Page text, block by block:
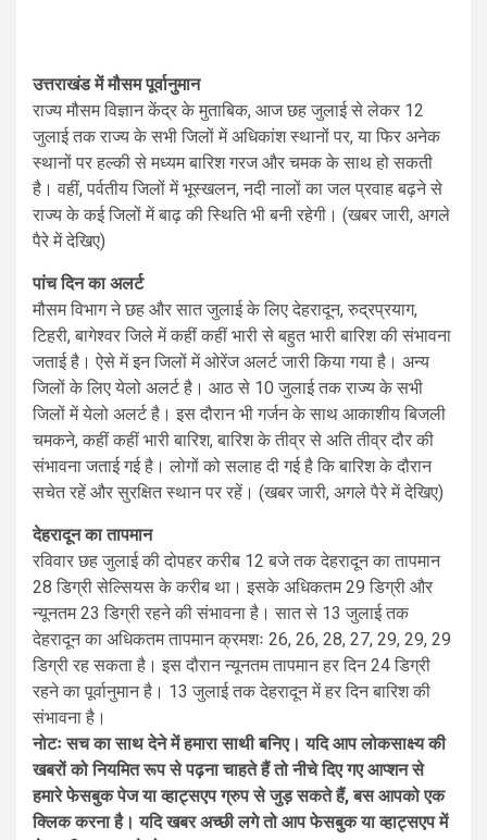
उत्तराखंड में मौसम पूर्वानुमान
राज्य मौसम विज्ञान केंद्र के मुताबिक, आज छह जुलाई से लेकर 12
जुलाई तक राज्य के सभी जिलों में अधिकांश स्थानों पर, या फिर अनेक
स्थानों पर हल्की से मध्यम बारिश गरज और चमक के साथ हो सकती
है। वहीं, पर्वतीय जिलों में भूस्खलन, नदी नालों का जल प्रवाह बढ़ने से
राज्य के कई जिलों में बाढ़ की स्थिति भी बनी रहेगी। (खबर जारी, अगले
पैरे में देखिए)
पांच दिन का अलर्ट
मौसम विभाग ने छह और सात जुलाई के लिए देहरादून, रुद्रप्रयाग,
टिहरी, बागेश्वर जिले में कहीं कहीं भारी से बहुत भारी बारिश की संभावना
जताई है। ऐसे में इन जिलों में ओरेंज अलर्ट जारी किया गया है। अन्य
जिलों के लिए येलो अलर्ट है। आठ से 10 जुलाई तक राज्य के सभी
जिलों में येलो अलर्ट है। इस दौरान भी गर्जन के साथ आकाशीय बिजली
चमकने, कहीं कहीं भारी बारिश, बारिश के तीव्र से अति तीव्र दौर की
संभावना जताई गई है। लोगों को सलाह दी गई है कि बारिश के दौरान
सचेत रहें और सुरक्षित स्थान पर रहें। (खबर जारी, अगले पैरे में देखिए)
देहरादून का तापमान
रविवार छह जुलाई की दोपहर करीब 12 बजे तक देहरादून का तापमान
28 डिग्री सेल्सियस के करीब था। इसके अधिकतम 29 डिग्री और
न्यूनतम 23 डिग्री रहने की संभावना है। सात से 13 जुलाई तक
देहरादून का अधिकतम तापमान क्रमशः 26, 26, 28, 27, 29, 29, 29
डिग्री रह सकता है। इस दौरान न्यूनतम तापमान हर दिन 24 डिग्री
रहने का पूर्वानुमान है। 13 जुलाई तक देहरादून में हर दिन बारिश की
संभावना है।
नोटः सच का साथ देने में हमारा साथी बनिए। यदि आप लोकसाक्ष्य की
खबरों को नियमित रूप से पढ़ना चाहते हैं तो नीचे दिए गए आप्शन से
हमारे फेसबुक पेज या व्हाट्सएप ग्रुप से जुड़ सकते हैं, बस आपको एक
क्लिक करना है। यदि खबर अच्छी लगे तो आप फेसबुक या व्हाट्सएप में